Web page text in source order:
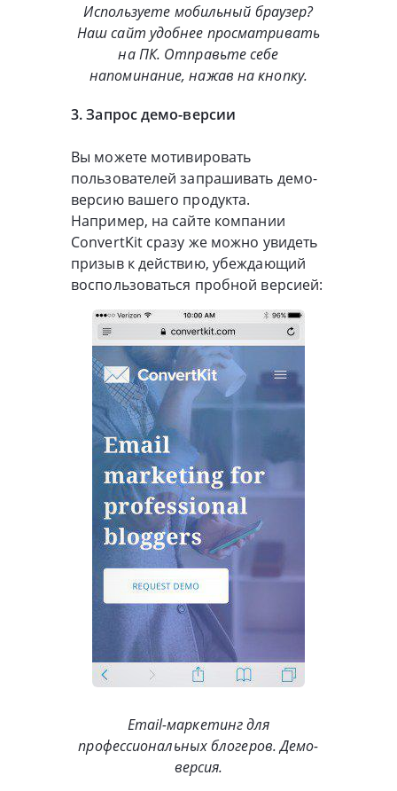
Используете мобильный браузер?
Наш сайт удобнее просматривать
на ПК. Отправьте себе
напоминание, нажав на кнопку.
3. Запрос демо-версии
Вы можете мотивировать
пользователей запрашивать демо-
версию вашего продукта.
Например, на сайте компании
ConvertKit сразу же можно увидеть
призыв к действию, убеждающий
воспользоваться пробной версией:
Email-маркетинг для
профессиональных блогеров. Демо-
версия.